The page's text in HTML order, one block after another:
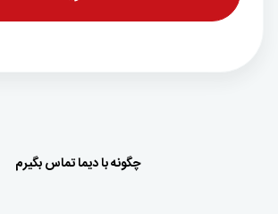
چگونه با دیما تماس بگیرم